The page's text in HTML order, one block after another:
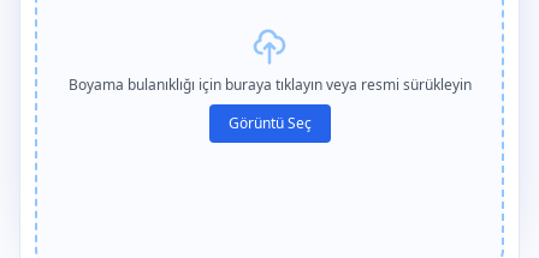
Boyama bulanıklığı için buraya tıklayın veya resmi sürükleyin
Görüntü Seç